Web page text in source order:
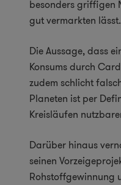
besonders griffigen
gut vermarkten lässt.
Die Aussage, dass
Konsums durch
zudem schlicht
Planeten ist per
Kreisläufen
Darüber hinaus
seinen
Rohstoffgewinnung